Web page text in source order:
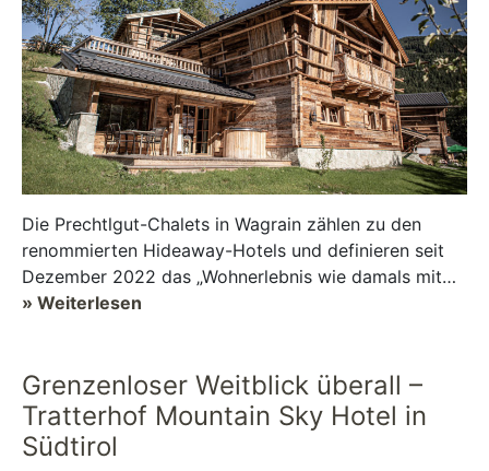
Die Prechtlgut-Chalets in Wagrain zählen zu den
renommierten Hideaway-Hotels und definieren seit
Dezember 2022 das „Wohnerlebnis wie damals mit
dem Luxus von heute“ schon wieder ...
» Weiterlesen
Grenzenloser Weitblick überall –
Tratterhof Mountain Sky Hotel in
Südtirol